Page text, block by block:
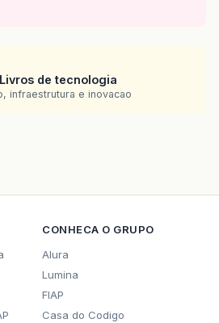
de tecnologia
infraestrutura e inovacao
CONHECA O GRUPO
Alura
Lumina
FIAP
Casa do Codigo